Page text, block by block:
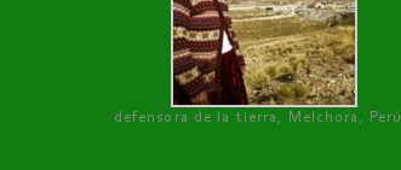
defensora de la tierra, Melchora, Perú